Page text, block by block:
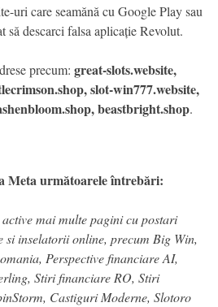
uri care seamănă cu Google Play sau
să descarci falsa aplicație Revolut.
precum: great-slots.website,
slot-win777.website,
beastbright.shop.
Meta următoarele întrebări:
mai multe pagini cu postari
si inselatorii online, precum Big Win,
Perspective financiare AI,
Stiri financiare RO, Stiri
Castiguri Moderne, Slotoro